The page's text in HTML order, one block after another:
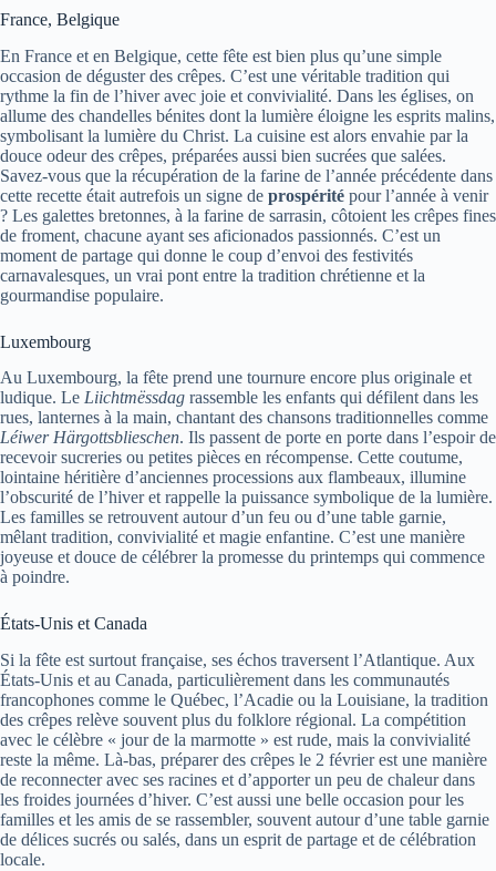
France, Belgique
En France et en Belgique, cette fête est bien plus qu’une simple
occasion de déguster des crêpes. C’est une véritable tradition qui
rythme la fin de l’hiver avec joie et convivialité. Dans les églises, on
allume des chandelles bénites dont la lumière éloigne les esprits malins,
symbolisant la lumière du Christ. La cuisine est alors envahie par la
douce odeur des crêpes, préparées aussi bien sucrées que salées.
Savez-vous que la récupération de la farine de l’année précédente dans
cette recette était autrefois un signe de prospérité pour l’année à venir
? Les galettes bretonnes, à la farine de sarrasin, côtoient les crêpes fines
de froment, chacune ayant ses aficionados passionnés. C’est un
moment de partage qui donne le coup d’envoi des festivités
carnavalesques, un vrai pont entre la tradition chrétienne et la
gourmandise populaire.
Luxembourg
Au Luxembourg, la fête prend une tournure encore plus originale et
ludique. Le Liichtmëssdag rassemble les enfants qui défilent dans les
rues, lanternes à la main, chantant des chansons traditionnelles comme
Léiwer Härgottsblieschen. Ils passent de porte en porte dans l’espoir de
recevoir sucreries ou petites pièces en récompense. Cette coutume,
lointaine héritière d’anciennes processions aux flambeaux, illumine
l’obscurité de l’hiver et rappelle la puissance symbolique de la lumière.
Les familles se retrouvent autour d’un feu ou d’une table garnie,
mêlant tradition, convivialité et magie enfantine. C’est une manière
joyeuse et douce de célébrer la promesse du printemps qui commence
à poindre.
États-Unis et Canada
Si la fête est surtout française, ses échos traversent l’Atlantique. Aux
États-Unis et au Canada, particulièrement dans les communautés
francophones comme le Québec, l’Acadie ou la Louisiane, la tradition
des crêpes relève souvent plus du folklore régional. La compétition
avec le célèbre « jour de la marmotte » est rude, mais la convivialité
reste la même. Là-bas, préparer des crêpes le 2 février est une manière
de reconnecter avec ses racines et d’apporter un peu de chaleur dans
les froides journées d’hiver. C’est aussi une belle occasion pour les
familles et les amis de se rassembler, souvent autour d’une table garnie
de délices sucrés ou salés, dans un esprit de partage et de célébration
locale.